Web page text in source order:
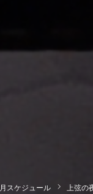
月スケジュール 上弦の